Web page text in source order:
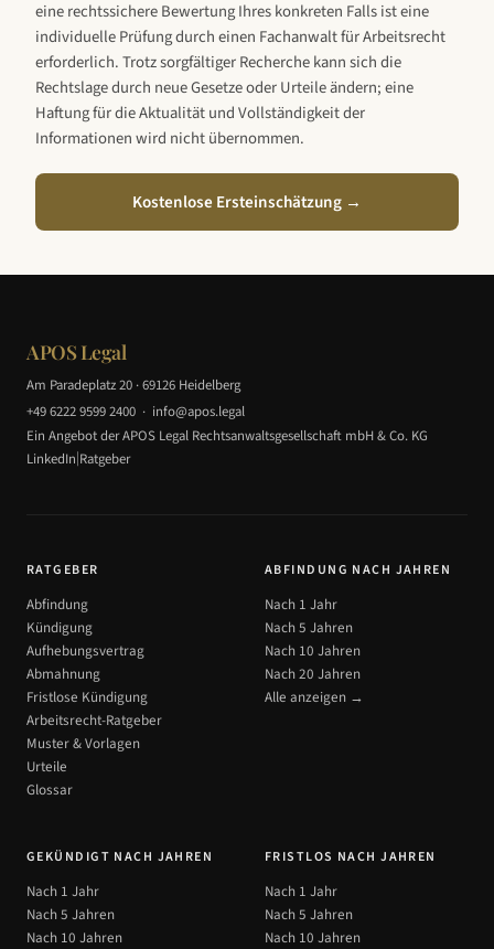
eine rechtssichere Bewertung Ihres konkreten Falls ist eine
individuelle Prüfung durch einen Fachanwalt für Arbeitsrecht
erforderlich. Trotz sorgfältiger Recherche kann sich die
Rechtslage durch neue Gesetze oder Urteile ändern; eine
Haftung für die Aktualität und Vollständigkeit der
Informationen wird nicht übernommen.
Kostenlose Ersteinschätzung →
APOS Legal
Am Paradeplatz 20 · 69126 Heidelberg
+49 6222 9599 2400 · info@apos.legal
Ein Angebot der APOS Legal Rechtsanwaltsgesellschaft mbH & Co. KG
LinkedIn|Ratgeber
RATGEBER
Abfindung
Kündigung
Aufhebungsvertrag
Abmahnung
Fristlose Kündigung
Arbeitsrecht-Ratgeber
Muster & Vorlagen
Urteile
Glossar
ABFINDUNG NACH JAHREN
Nach 1 Jahr
Nach 5 Jahren
Nach 10 Jahren
Nach 20 Jahren
Alle anzeigen →
GEKÜNDIGT NACH JAHREN
Nach 1 Jahr
Nach 5 Jahren
Nach 10 Jahren
FRISTLOS NACH JAHREN
Nach 1 Jahr
Nach 5 Jahren
Nach 10 Jahren